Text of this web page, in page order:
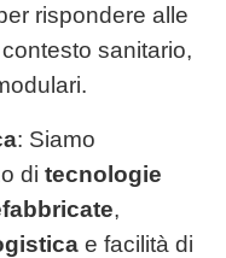
rispondere alle
sanitario,
: Siamo
di tecnologie
,
e facilità di